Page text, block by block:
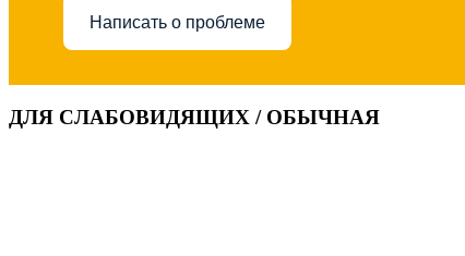
Написать о проблеме
ДЛЯ СЛАБОВИДЯЩИХ / ОБЫЧНАЯ